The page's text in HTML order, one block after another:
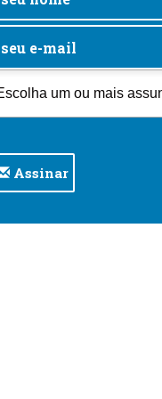
Assinar